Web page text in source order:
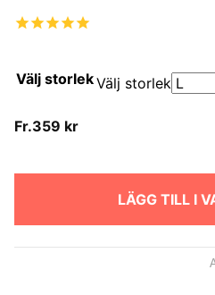
Välj storlekVälj storlek
Fr.359 kr
LÄGG TILL I